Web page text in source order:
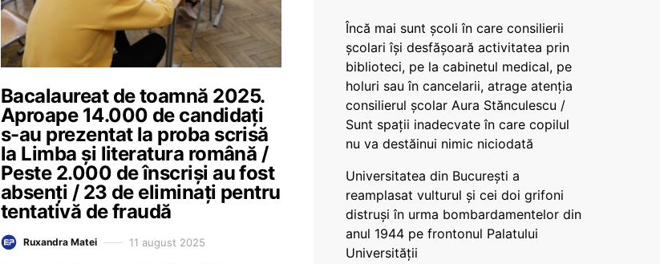
Bacalaureat de toamnă 2025.
Aproape 14.000 de candidați
s-au prezentat la proba scrisă
la Limba și literatura română /
Peste 2.000 de înscriși au fost
absenți / 23 de eliminați pentru
tentativă de fraudă
Ruxandra Matei 11 august 2025
Încă mai sunt școli în care consilierii
școlari își desfășoară activitatea prin
biblioteci, pe la cabinetul medical, pe
holuri sau în cancelarii, atrage atenția
consilierul școlar Aura Stănculescu /
Sunt spații inadecvate în care copilul
nu va destăinui nimic niciodată
Universitatea din București a
reamplasat vulturul și cei doi grifoni
distruși în urma bombardamentelor din
anul 1944 pe frontonul Palatului
Universității